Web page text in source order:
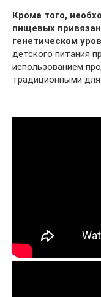
Кроме того,
пищевых
генетическом
детского питания
использованием
традиционными для